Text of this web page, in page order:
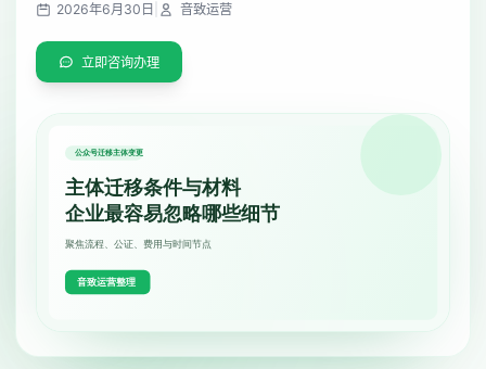
2026年6月30日 音致运营
立即咨询办理